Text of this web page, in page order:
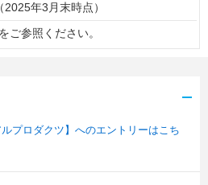
年3月末時点）
ご参照ください。
ルプロダクツ】へのエントリーはこち